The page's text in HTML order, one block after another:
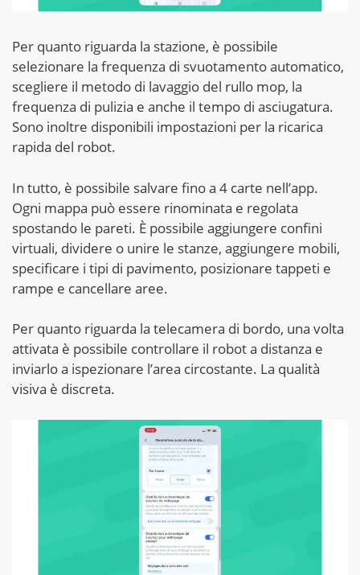
Per quanto riguarda la stazione, è possibile
selezionare la frequenza di svuotamento automatico,
scegliere il metodo di lavaggio del rullo mop, la
frequenza di pulizia e anche il tempo di asciugatura.
Sono inoltre disponibili impostazioni per la ricarica
rapida del robot.
In tutto, è possibile salvare fino a 4 carte nell’app.
Ogni mappa può essere rinominata e regolata
spostando le pareti. È possibile aggiungere confini
virtuali, dividere o unire le stanze, aggiungere mobili,
specificare i tipi di pavimento, posizionare tappeti e
rampe e cancellare aree.
Per quanto riguarda la telecamera di bordo, una volta
attivata è possibile controllare il robot a distanza e
inviarlo a ispezionare l’area circostante. La qualità
visiva è discreta.